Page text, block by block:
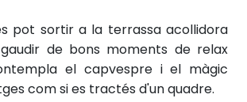
pot sortir a la terrassa acollidora
de bons moments de relax
el capvespre i el màgic
com si es tractés d'un quadre.